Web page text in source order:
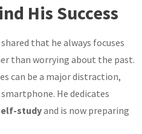
His Success
that he always focuses
than worrying about the past.
can be a major distraction,
He dedicates
studyand is now preparing